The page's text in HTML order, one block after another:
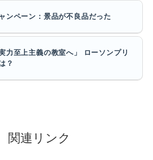
ンペーン：景品が不良品だった
力至上主義の教室へ」 ローソンプリ
？
関連リンク